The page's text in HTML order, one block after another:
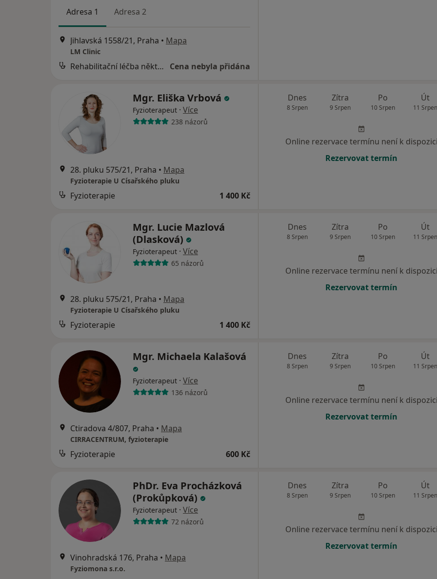
Adresa 1 Adresa 2
Jihlavská 1558/21, Praha • Mapa
LM Clinic
Rehabilitační léčba některých druhů funkční sterility metodou L. Mojžíšové Cena nebyla přidána
Mgr. Eliška Vrbová
Fyzioterapeut · Více
238 názorů
28. pluku 575/21, Praha • Mapa
Fyzioterapie U Císařského pluku
Fyzioterapie 1 400 Kč
Dnes
8 Srpen
Zítra
9 Srpen
Po
10 Srpen
Út
11 Srpen
Online rezervace termínu není k dispozici
Rezervovat termín
Mgr. Lucie Mazlová
(Dlasková)
Fyzioterapeut · Více
65 názorů
28. pluku 575/21, Praha • Mapa
Fyzioterapie U Císařského pluku
Fyzioterapie 1 400 Kč
Dnes
8 Srpen
Zítra
9 Srpen
Po
10 Srpen
Út
11 Srpen
Online rezervace termínu není k dispozici
Rezervovat termín
Mgr. Michaela Kalašová
Fyzioterapeut · Více
136 názorů
Ctiradova 4/807, Praha • Mapa
CIRRACENTRUM, fyzioterapie
Fyzioterapie 600 Kč
Dnes
8 Srpen
Zítra
9 Srpen
Po
10 Srpen
Út
11 Srpen
Online rezervace termínu není k dispozici
Rezervovat termín
PhDr. Eva Procházková
(Prokůpková)
Fyzioterapeut · Více
72 názorů
Vinohradská 176, Praha • Mapa
Fyziomona s.r.o.
Dnes
8 Srpen
Zítra
9 Srpen
Po
10 Srpen
Út
11 Srpen
Online rezervace termínu není k dispozici
Rezervovat termín